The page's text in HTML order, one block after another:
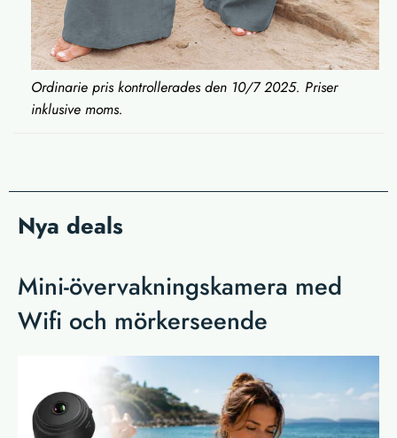
Ordinarie pris kontrollerades den 10/7 2025. Priser
inklusive moms.
Nya deals
Mini-övervakningskamera med
Wifi och mörkerseende